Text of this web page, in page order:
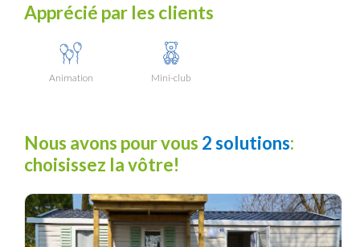
Apprécié par les clients
Animation Mini-club
Nous avons pour vous 2 solutions:
choisissez la vôtre!